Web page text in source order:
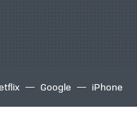
Google iPhone